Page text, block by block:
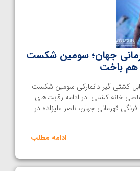
جهان؛ سومین شکست
هم باخت
کشتی گیر دانمارکی سومین شکست
خانه کشتی- در ادامه رقابت‌های
قهرمانی جهان، ناصر علیزاده در
ادامه مطلب